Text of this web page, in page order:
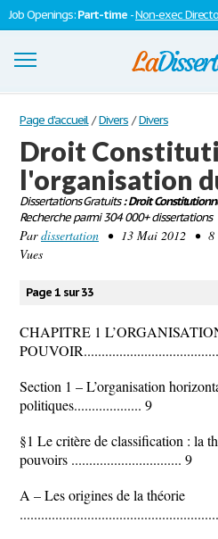
Job Openings:Part-time -Non-exec
Dissertations
S'inscrire
Se connecter
Contactez-nous
Page d'accueil / Divers / Divers
Droit
l'organisation
Dissertations Gratuits: Droit
Recherche parmi 304 000+ dissertations
Pardissertation • 13 Mai 2012 • 8
Vues
Page 1 sur 33
CHAPITRE 1
Section 1 – L’organisation
politiques................... 9
§1 Le critère de classification : la
pouvoirs ............................... 9
A – Les origines de la théorie